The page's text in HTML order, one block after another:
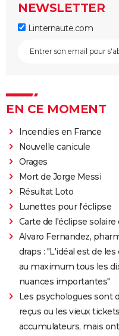
NEWSLETTER
Linternaute.com
EN CE MOMENT
Incendies en France
Nouvelle canicule
Orages
Mort de Jorge Messi
Résultat Loto
Lunettes pour l'éclipse
Carte de l'éclipse solaire
Alvaro Fernandez,
draps : "L'idéal est de
au maximum tous les
nuances importantes"
Les psychologues sont
reçus ou les vieux
accumulateurs, mais